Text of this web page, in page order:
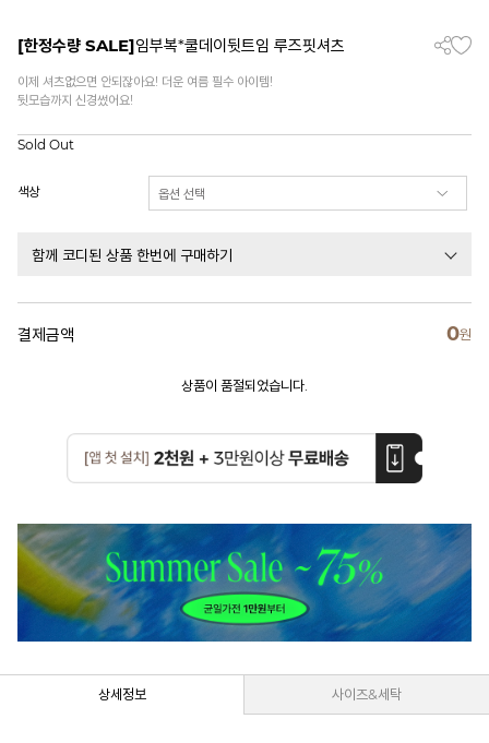
[한정수량 SALE]임부복*쿨데이뒷트임 루즈핏셔츠
이제 셔츠없으면 안되잖아요! 더운 여름 필수 아이템!
뒷모습까지 신경썼어요!
Sold Out
색상
함께 코디된 상품 한번에 구매하기
결제금액 0원
상품이 품절되었습니다.
상세정보 사이즈&세탁